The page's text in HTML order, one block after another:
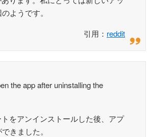
ようです。
引用： reddit
the app after uninstalling the
をアンインストールした後、アプ
きました。